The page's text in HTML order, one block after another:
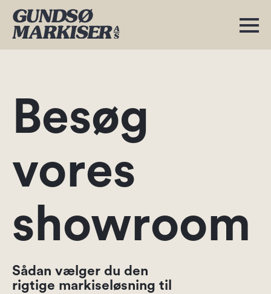
Besøg
vores
showroom
Sådan vælger du den
rigtige markiseløsning til